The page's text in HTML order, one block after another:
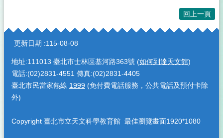
回上一頁
:::
更新日期 115-08-08
地址:111013 臺北市士林區基河路363號 (如何到達天文館)
電話:(02)2831-4551 傳真:(02)2831-4405
臺北市民當家熱線 1999 (免付費電話服務，公共電話及預付卡除
外)
Copyright 臺北市立天文科學教育館 最佳瀏覽畫面1920*1080